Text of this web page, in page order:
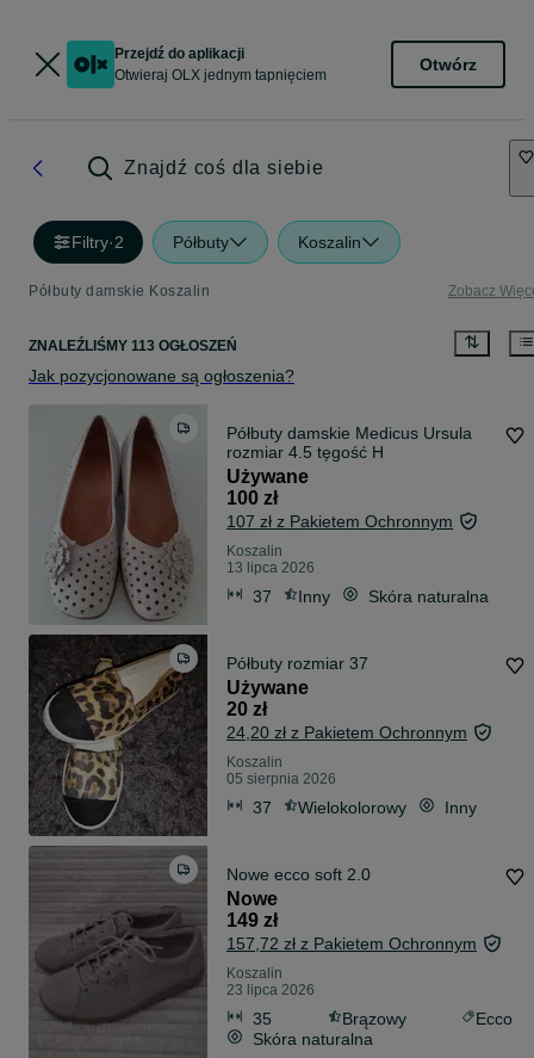
Przejdź do aplikacji
Otwieraj OLX jednym tapnięciem
Otwórz
Znajdź coś dla siebie
Filtry·2 Półbuty Koszalin
Półbuty damskie Koszalin Zobacz
ZNALEŹLIŚMY 113 OGŁOSZEŃ
Jak pozycjonowane są ogłoszenia?
Półbuty damskie Medicus Ursula
rozmiar 4.5 tęgość H
Używane
100 zł
107 zł z Pakietem Ochronnym
Koszalin
13 lipca 2026
37 Inny Skóra naturalna
Półbuty rozmiar 37
Używane
20 zł
24,20 zł z Pakietem Ochronnym
Koszalin
05 sierpnia 2026
37 Wielokolorowy Inny
Nowe ecco soft 2.0
Nowe
149 zł
157,72 zł z Pakietem Ochronnym
Koszalin
23 lipca 2026
35 Brązowy
Ecco
Skóra naturalna